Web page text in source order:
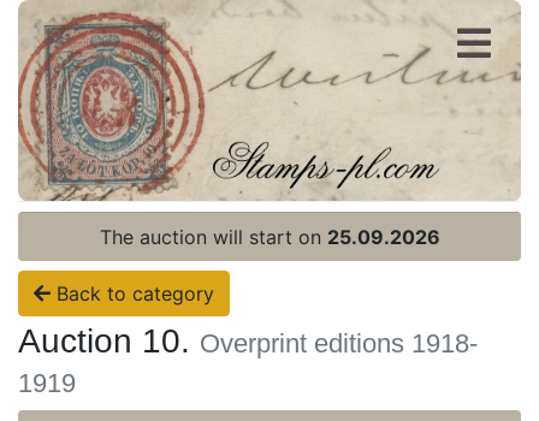
Register
Login
The auction will start on 25.09.2026
Back to category
Auction 10. Overprint editions 1918-
1919